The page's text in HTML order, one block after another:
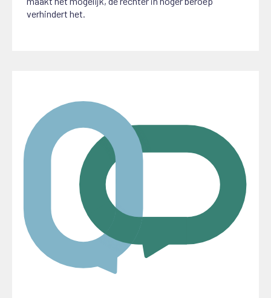
verhindert het.